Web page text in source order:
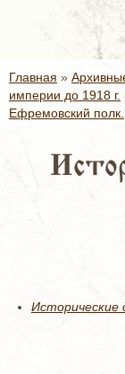
Главная »
империи до 1918 г.
Ефремовский полк.
Исторические